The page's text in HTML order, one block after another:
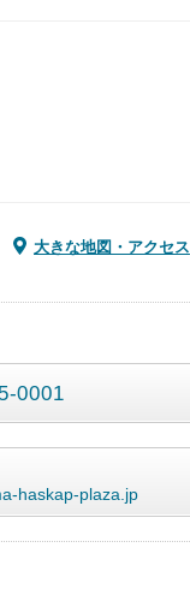
大きな地図・アクセス
0001
haskap-plaza.jp